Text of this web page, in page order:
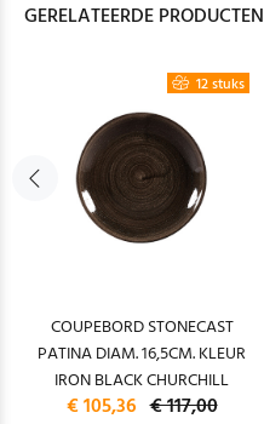
GERELATEERDE PRODUCTEN
12 stuks
COUPEBORD STONECAST
PATINA DIAM. 16,5CM. KLEUR
IRON BLACK CHURCHILL
€ 105,36 € 117,00